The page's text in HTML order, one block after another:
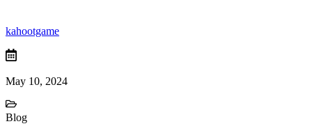
kahootgame
May 10, 2024
Blog